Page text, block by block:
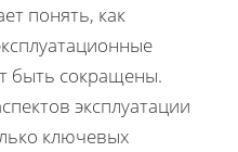
понять, как
быть сокращены.
эксплуатации
ключевых